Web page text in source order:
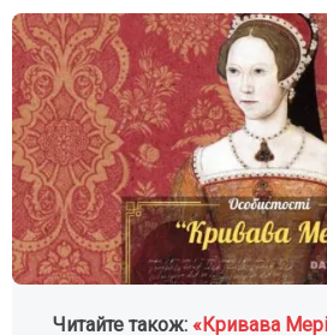
Читайте також:«Кривава